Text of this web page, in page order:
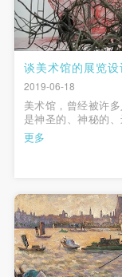
谈美术馆的展览设
2019-06-18
美术馆，曾经被许
是神圣的、神秘的
及的艺术殿堂，当下
为频繁地出现在人们
吸引更多的观众走
馆，并通过展览或
的活动与他们交流
使他们在自由 …
更多
手机号码
验证码